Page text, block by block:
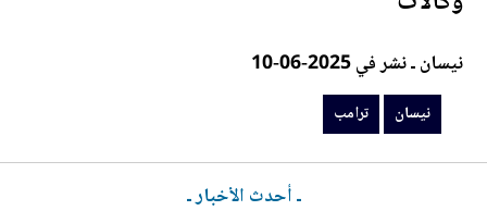
نيسان ـ نشر في 2025-06-10
نيسان ترامب
ـ أحدث الأخبار ـ